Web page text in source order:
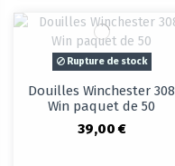
Rupture de stock
Douilles Winchester 308
Win paquet de 50
39,00 €